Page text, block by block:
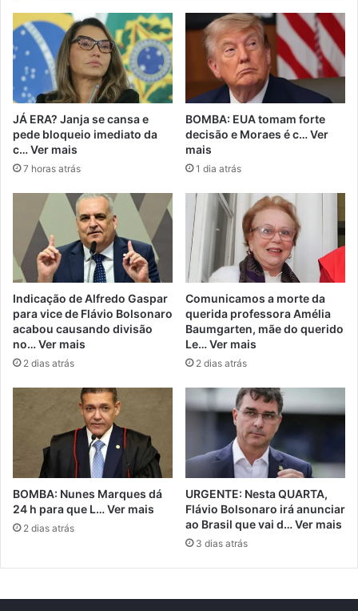
JÁ ERA? Janja se cansa e
pede bloqueio imediato da
c… Ver mais
7 horas atrás
BOMBA: EUA tomam forte
decisão e Moraes é c… Ver
mais
1 dia atrás
Indicação de Alfredo Gaspar
para vice de Flávio Bolsonaro
acabou causando divisão
no… Ver mais
2 dias atrás
Comunicamos a morte da
querida professora Amélia
Baumgarten, mãe do querido
Le… Ver mais
2 dias atrás
BOMBA: Nunes Marques dá
24 h para que L… Ver mais
2 dias atrás
URGENTE: Nesta QUARTA,
Flávio Bolsonaro irá anunciar
ao Brasil que vai d… Ver mais
3 dias atrás